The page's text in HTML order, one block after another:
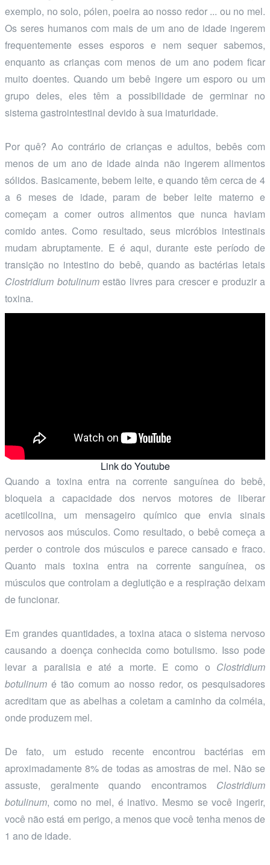
exemplo, no solo, pólen, poeira ao nosso redor ... ou no mel.
Os seres humanos com mais de um ano de idade ingerem
frequentemente esses esporos e nem sequer sabemos,
enquanto as crianças com menos de um ano podem ficar
muito doentes. Quando um bebê ingere um esporo ou um
grupo deles, eles têm a possibilidade de germinar no
sistema gastrointestinal devido à sua imaturidade.
Por quê? Ao contrário de crianças e adultos, bebês com
menos de um ano de idade ainda não ingerem alimentos
sólidos. Basicamente, bebem leite, e quando têm cerca de 4
a 6 meses de idade, param de beber leite materno e
começam a comer outros alimentos que nunca haviam
comido antes. Como resultado, seus micróbios intestinais
mudam abruptamente. E é aqui, durante este período de
transição no intestino do bebê, quando as bactérias letais
Clostridium botulinumestão livres para crescer e produzir a
toxina.
Link do Youtube
Quando a toxina entra na corrente sanguínea do bebê,
bloqueia a capacidade dos nervos motores de liberar
acetilcolina, um mensageiro químico que envia sinais
nervosos aos músculos. Como resultado, o bebê começa a
perder o controle dos músculos e parece cansado e fraco.
Quanto mais toxina entra na corrente sanguínea, os
músculos que controlam a deglutição e a respiração deixam
de funcionar.
Em grandes quantidades, a toxina ataca o sistema nervoso
causando a doença conhecida como botulismo. Isso pode
levar a paralisia e até a morte. E como o Clostridium
botulinum é tão comum ao nosso redor, os pesquisadores
acreditam que as abelhas a coletam a caminho da colméia,
onde produzem mel.
De fato, um estudo recente encontrou bactérias em
aproximadamente 8% de todas as amostras de mel. Não se
assuste, geralmente quando encontramos Clostridium
botulinum, como no mel, é inativo. Mesmo se você ingerir,
você não está em perigo, a menos que você tenha menos de
1 ano de idade.